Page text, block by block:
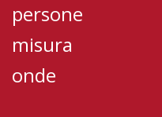
persone
misura
onde